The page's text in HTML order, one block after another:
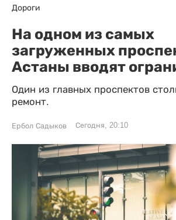
Дороги
На одном из самых
загруженных
Астаны вводят
Один из главных проспектов
ремонт.
Ербол Садыков Сегодня, 20:10